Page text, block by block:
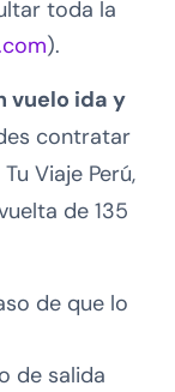
toda la
).
vuelo ida y
contratar
Viaje Perú,
de 135
de que lo
de salida